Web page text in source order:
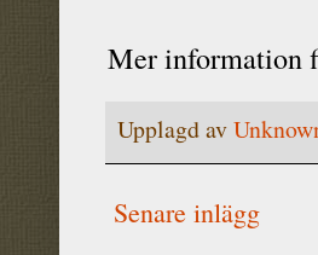
Mer information
Upplagd av
Senare inlägg